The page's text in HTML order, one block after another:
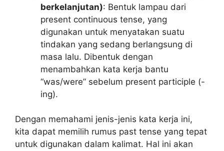
berkelanjutan): Bentuk lampau dari
present continuous tense, yang
digunakan untuk menyatakan suatu
tindakan yang sedang berlangsung di
masa lalu. Dibentuk dengan
menambahkan kata kerja bantu
“was/were” sebelum present participle (-
ing).
Dengan memahami jenis-jenis kata kerja ini,
kita dapat memilih rumus past tense yang tepat
untuk digunakan dalam kalimat. Hal ini akan